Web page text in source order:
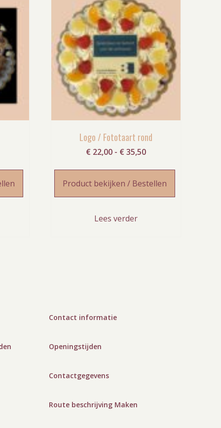
Logo / Fototaart rond
€ 22,00 - € 35,50Prijsklasse:
tot
€ 35,50
Product bekijken / Bestellen
Lees verder
Contact informatie
Openingstijden
Contactgegevens
Route beschrijving Maken